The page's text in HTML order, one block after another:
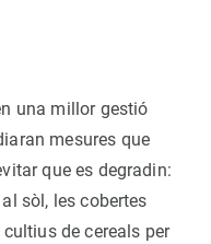
una millor gestió
mesures que
que es degradin:
sòl, les cobertes
de cereals per